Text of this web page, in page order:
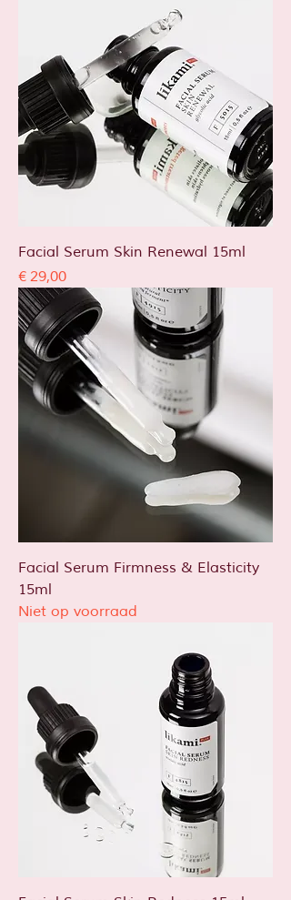
Facial Serum Skin Renewal 15ml
Prijs
€ 29,00
Facial Serum Firmness & Elasticity
15ml
Niet op voorraad